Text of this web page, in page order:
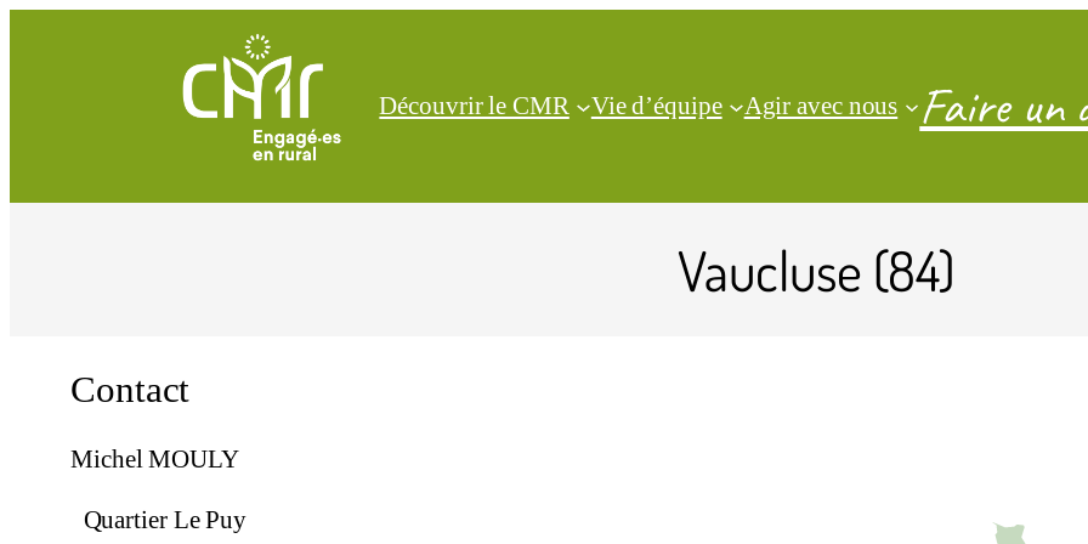
Découvrir le CMR Vie d’équipe Agir avec nous Faire un
Vaucluse (84)
Contact
Michel MOULY
Quartier Le Puy